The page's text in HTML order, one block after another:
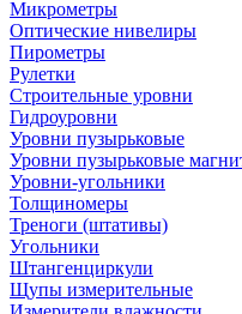
Микрометры
Оптические нивелиры
Пирометры
Рулетки
Строительные уровни
Гидроуровни
Уровни пузырьковые
Уровни пузырьковые
Уровни-угольники
Толщиномеры
Треноги (штативы)
Угольники
Штангенциркули
Щупы измерительные